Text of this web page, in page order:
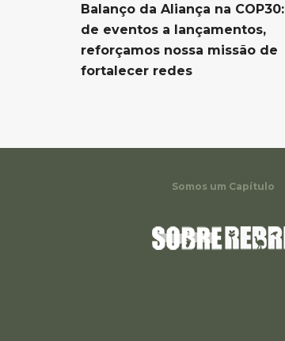
Balanço da Aliança na COP30:
de eventos a lançamentos,
reforçamos nossa missão de
fortalecer redes
Somos um Capítulo